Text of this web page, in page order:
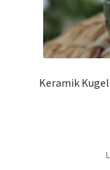
Keramik